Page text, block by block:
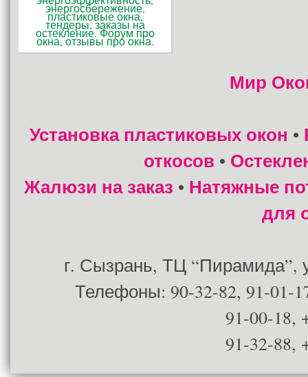
Мир
Установка пластиковых окон •
откосов •
Жалюзи на заказ • Натяжные
для
г. Сызрань, ТЦ “Пирамида”,
Телефоны: 90-32-82, 91-01-
91-00-18,
91-32-88,